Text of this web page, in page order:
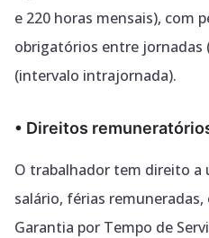
e 220 horas mensais), com
obrigatórios entre jornadas
(intervalo intrajornada).
• Direitos
O trabalhador tem direito a
salário, férias remuneradas,
Garantia por Tempo de